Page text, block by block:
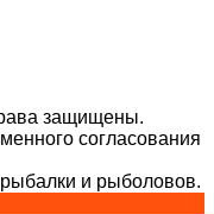
защищены.
согласования
и рыболовов.